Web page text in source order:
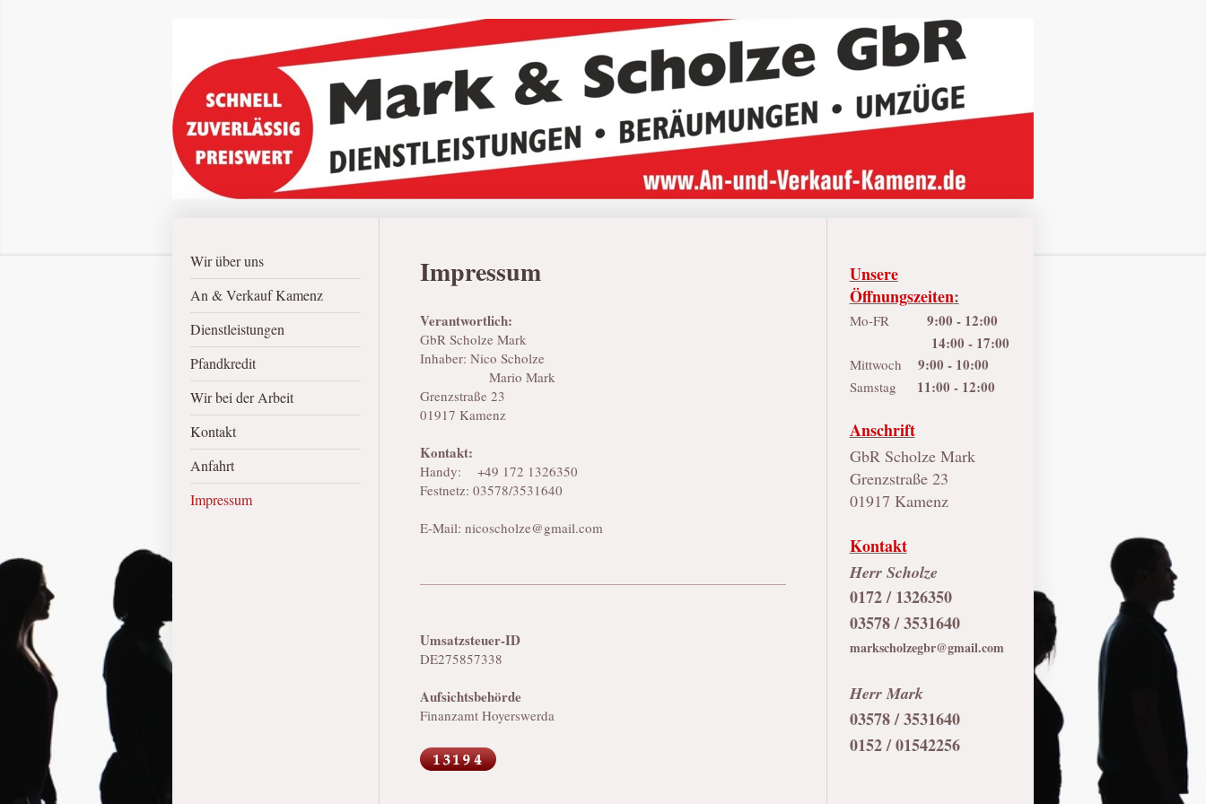
Wir über uns
An & Verkauf Kamenz
Dienstleistungen
Pfandkredit
Wir bei der Arbeit
Kontakt
Anfahrt
Impressum
Impressum
Verantwortlich:
GbR Scholze Mark
Inhaber: Nico Scholze
Mario Mark
Grenzstraße 23
01917 Kamenz
Kontakt:
Handy: +49 172 1326350
Festnetz: 03578/3531640
E-Mail: nicoscholze@gmail.com
Umsatzsteuer-ID
DE275857338
Aufsichtsbehörde
Finanzamt Hoyerswerda
Unsere
Öffnungszeiten:
Mo-FR
9:00 - 12:00
14:00 - 17:00
Mittwoch 9:00 - 10:00
Samstag 11:00 - 12:00
Anschrift
GbR Scholze Mark
Grenzstraße 23
01917 Kamenz
Kontakt
Herr Scholze
0172 / 1326350
03578 / 3531640
markscholzegbr@gmail.com
Herr Mark
03578 / 3531640
0152 / 01542256